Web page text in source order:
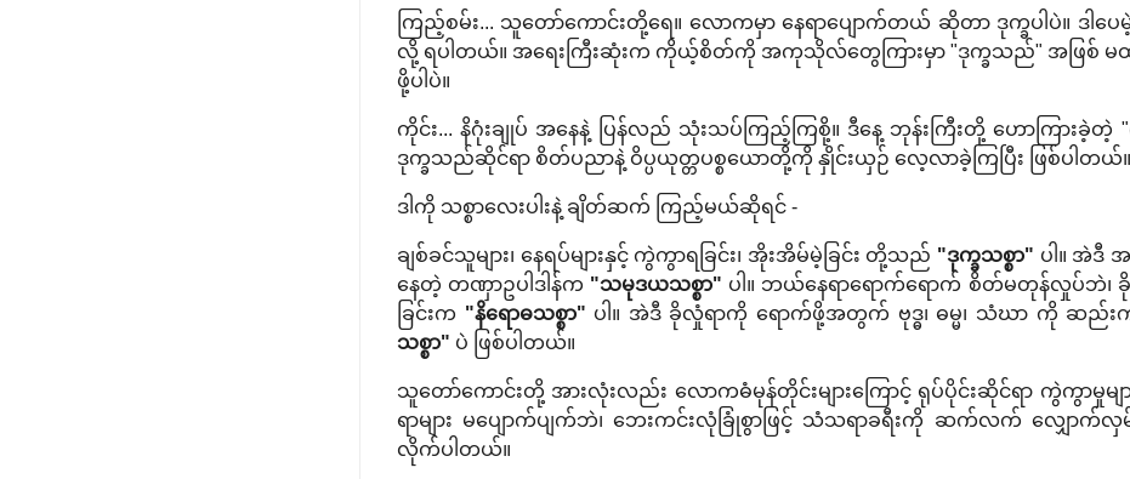
ကြည့်စမ်း... သူတော်ကောင်းတို့ရေ။ လောကမှာ နေရာပျောက်တယ် ဆိုတာ ဒုက္ခပါပဲ။ ဒါပ
လို့ ရပါတယ်။ အရေးကြီးဆုံးက ကိုယ့်စိတ်ကို အကုသိုလ်တွေကြားမှာ "ဒုက္ခသည်" အဖြစ် မ
ဖို့ပါပဲ။
ကိုင်း... နိဂုံးချုပ် အနေနဲ့ ပြန်လည် သုံးသပ်ကြည့်ကြစို့။ ဒီနေ့ ဘုန်းကြီးတို့ ဟောကြားခဲ့တဲ့
ဒုက္ခသည်ဆိုင်ရာ စိတ်ပညာနဲ့ ဝိပ္ပယုတ္တပစ္စယောတို့ကို နှိုင်းယှဉ် လေ့လာခဲ့ကြပြီး ဖြစ်ပါတယ်။
ဒါကို သစ္စာလေးပါးနဲ့ ချိတ်ဆက် ကြည့်မယ်ဆိုရင် -
ချစ်ခင်သူများ၊ နေရပ်များနှင့် ကွဲကွာရခြင်း၊ အိုးအိမ်မဲ့ခြင်း တို့သည် "ဒုက္ခသစ္စာ" ပါ။ အဲဒီ
နေတဲ့ တဏှာဥပါဒါန်က "သမုဒယသစ္စာ" ပါ။ ဘယ်နေရာရောက်ရောက် စိတ်မတုန်လှုပ်ဘဲ၊ ခို
ခြင်းက "နိရောဓသစ္စာ" ပါ။ အဲဒီ ခိုလှုံရာကို ရောက်ဖို့အတွက် ဗုဒ္ဓ၊ ဓမ္မ၊ သံဃာ ကို ဆည်းက
သစ္စာ" ပဲ ဖြစ်ပါတယ်။
သူတော်ကောင်းတို့ အားလုံးလည်း လောကဓံမုန်တိုင်းများကြောင့် ရုပ်ပိုင်းဆိုင်ရာ ကွဲကွာမှုမ
ရာများ မပျောက်ပျက်ဘဲ၊ ဘေးကင်းလုံခြုံစွာဖြင့် သံသရာခရီးကို ဆက်လက် လျှောက်လှမ်း
လိုက်ပါတယ်။